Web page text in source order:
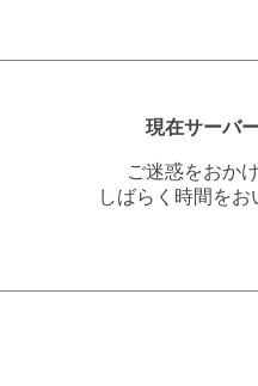
現在サーバ
ご迷惑をおか
しばらく時間を